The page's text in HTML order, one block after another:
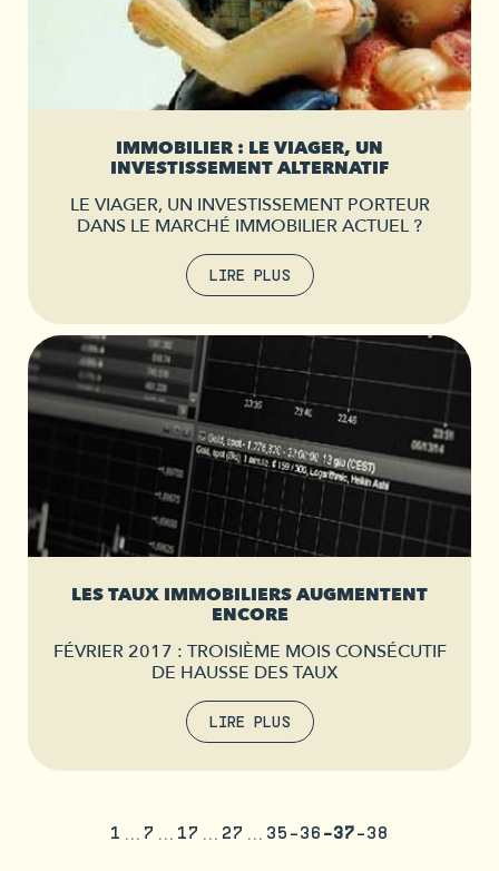
IMMOBILIER : LE VIAGER, UN
INVESTISSEMENT ALTERNATIF
LE VIAGER, UN INVESTISSEMENT PORTEUR
DANS LE MARCHÉ IMMOBILIER ACTUEL ?
LIRE PLUS
LES TAUX IMMOBILIERS AUGMENTENT
ENCORE
FÉVRIER 2017 : TROISIÈME MOIS CONSÉCUTIF
DE HAUSSE DES TAUX
LIRE PLUS
1 7 17 27 35 36 37 38